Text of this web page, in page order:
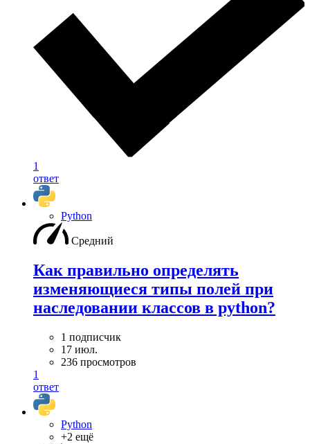
1
ответ
Python
Средний
Как правильно определять
изменяющиеся типы полей при
наследовании классов в python?
1 подписчик
17 июл.
236 просмотров
1
ответ
Python
+2 ещё